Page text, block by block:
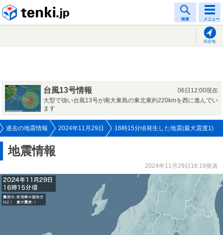
検索 メニュー
現在地
台風13号情報
06日12:00現在
大型で強い台風13号が南大東島の東北東約220kmを西に進んでい
ます
過去の地震情報 2024年11月29日 16時15分頃発生した地震(最大震度1)
地震情報
2024年11月29日16:19発表